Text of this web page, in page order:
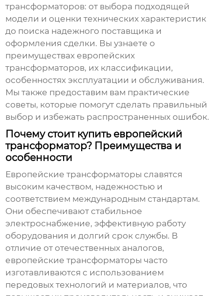
трансформаторов: от выбора подходящей
модели и оценки технических характеристик
до поиска надежного поставщика и
оформления сделки. Вы узнаете о
преимуществах европейских
трансформаторов, их классификации,
особенностях эксплуатации и обслуживания.
Мы также предоставим вам практические
советы, которые помогут сделать правильный
выбор и избежать распространенных ошибок.
Почему стоит купить европейский
трансформатор? Преимущества и
особенности
Европейские трансформаторы славятся
высоким качеством, надежностью и
соответствием международным стандартам.
Они обеспечивают стабильное
электроснабжение, эффективную работу
оборудования и долгий срок службы. В
отличие от отечественных аналогов,
европейские трансформаторы часто
изготавливаются с использованием
передовых технологий и материалов, что